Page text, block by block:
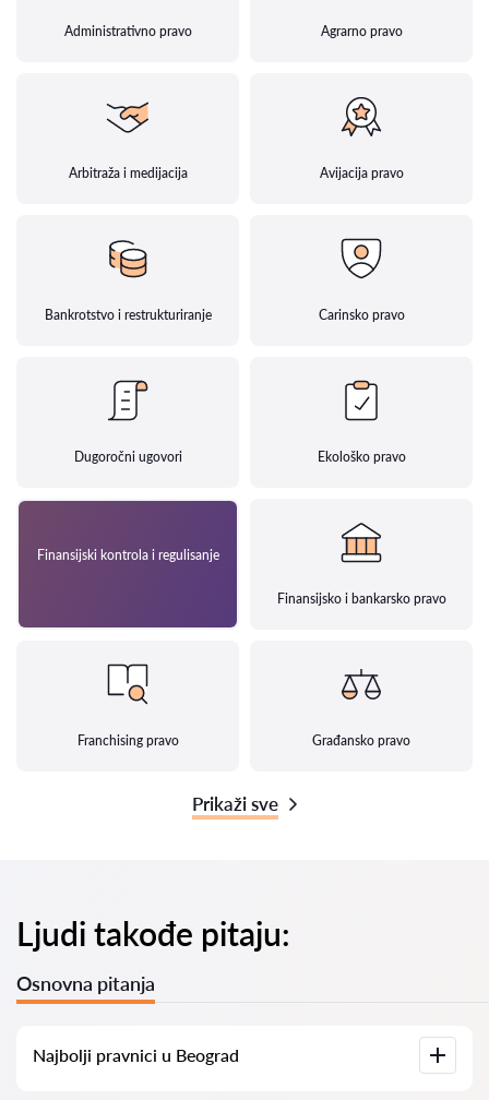
Administrativno pravo Agrarno pravo
Arbitraža i medijacija Avijacija pravo
Bankrotstvo i restrukturiranje Carinsko pravo
Dugoročni ugovori Ekološko pravo
Finansijski kontrola i regulisanje
Finansijsko i bankarsko pravo
Franchising pravo Građansko pravo
Prikaži sve
Ljudi takođe pitaju:
Osnovna pitanja
Najbolji pravnici u Beograd